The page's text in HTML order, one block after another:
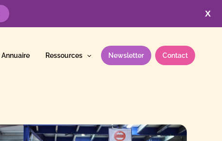
X
Annuaire Ressources Newsletter Contact